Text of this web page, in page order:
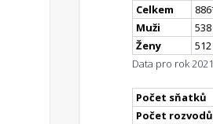
Celkem
886
Muži
538
Ženy
512
Data pro rok
Počet sňatků
Počet rozvodů